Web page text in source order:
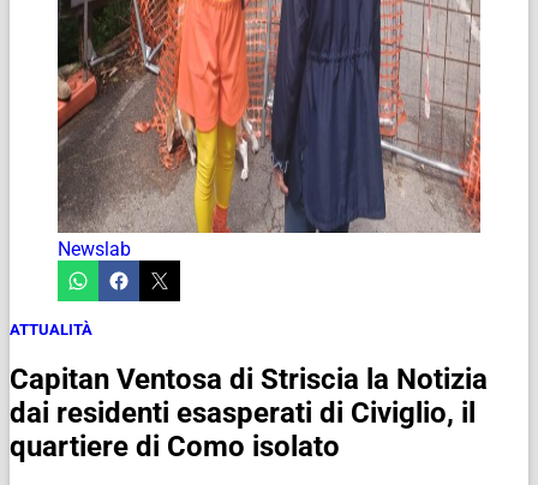
Newslab
ATTUALITÀ
Capitan Ventosa di Striscia la Notizia
dai residenti esasperati di Civiglio, il
quartiere di Como isolato